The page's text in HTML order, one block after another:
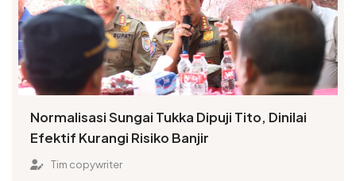
Normalisasi Sungai Tukka Dipuji Tito, Dinilai
Efektif Kurangi Risiko Banjir
Tim copywriter